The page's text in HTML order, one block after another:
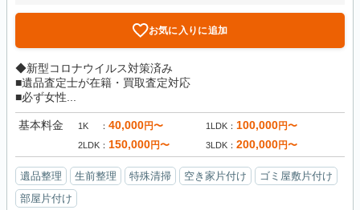
お気に入りに追加
◆新型コロナウイルス対策済み
■遺品査定士が在籍・買取査定対応
■必ず女性...
基本料金 1K 40,000円〜 1LDK 100,000円〜
2LDK 150,000円〜 3LDK 200,000円〜
遺品整理 生前整理 特殊清掃 空き家片付け
ゴミ屋敷片付け
部屋片付け